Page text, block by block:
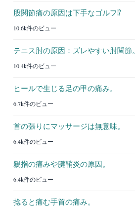
股関節痛の原因は下手なゴルフ⁉︎
10.6k件のビュー
テニス肘の原因：ズレやすい肘関節。
10.4k件のビュー
ヒールで生じる足の甲の痛み。
6.7k件のビュー
首の張りにマッサージは無意味。
6.4k件のビュー
親指の痛みや腱鞘炎の原因。
6.4k件のビュー
捻ると痛む手首の痛み。